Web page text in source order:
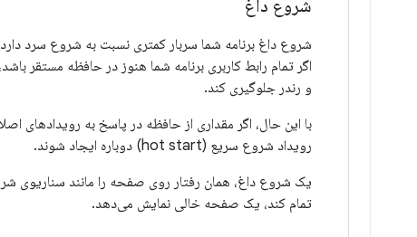
شروع داغ
شروع داغ برنامه شما سربار کمتری نسبت به شروع سرد
اگر تمام رابط کاربری برنامه شما هنوز در حافظه مستقر
و رندر جلوگیری کند.
با این حال، اگر مقداری از حافظه در پاسخ به رویدادهای
رویداد شروع سریع (hot start) دوباره ایجاد شوند.
یک شروع داغ، همان رفتار روی صفحه را مانند سناریوی
تمام کند، یک صفحه خالی نمایش می‌دهد.